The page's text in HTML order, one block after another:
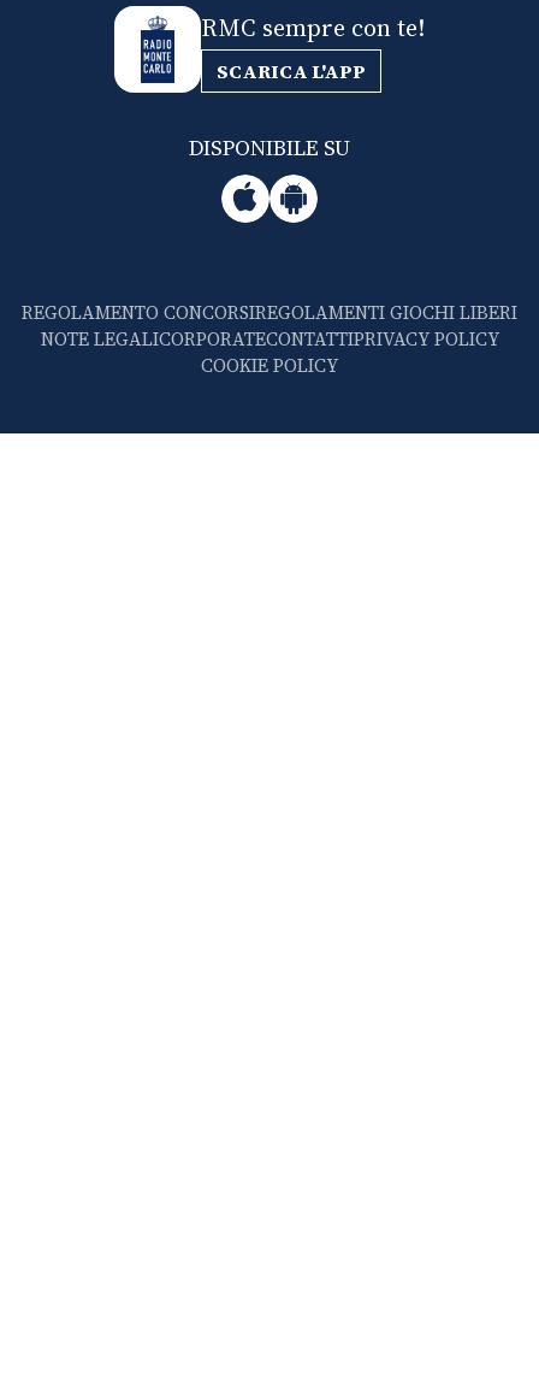
RMC sempre con te!
SCARICA L'APP
DISPONIBILE SU
REGOLAMENTO CONCORSIREGOLAMENTI GIOCHI LIBERI
NOTE LEGALICORPORATECONTATTIPRIVACY POLICY
COOKIE POLICY